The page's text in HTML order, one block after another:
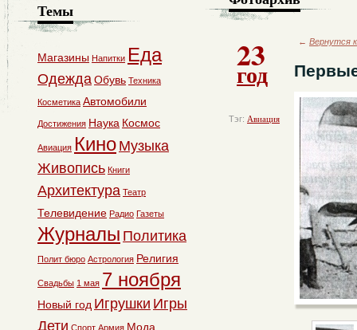
23
год
Тэг: Авиация
← Вернутся
Темы
Магазины Напитки Еда
ОдеждаОбувь Техника
Косметика Автомобили
Достижения Наука Космос
Авиация Кино Музыка
Живопись Книги
Архитектура Театр
Телевидение Радио Газеты
Журналы Политика
Полит бюро Астрология Религия
Свадьбы 1 мая 7 ноября
Новый год Игрушки Игры
Дети Спорт Армия Мода